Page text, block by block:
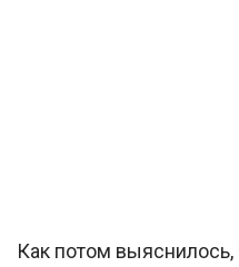
Как потом